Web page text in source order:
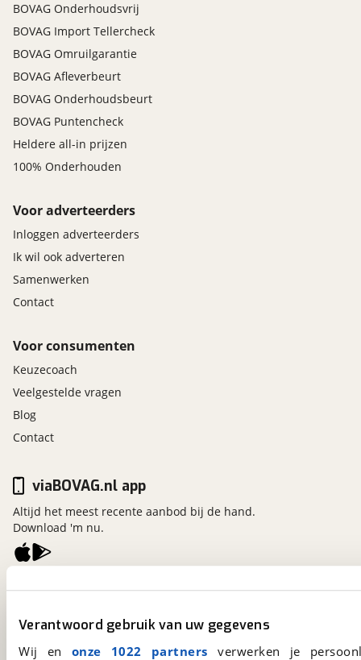
Verantwoord gebruik van uw gegevens
Wij en onze 1022 partners verwerken je
BOVAG Onderhoudsvrij
BOVAG Import Tellercheck
BOVAG Omruilgarantie
BOVAG Afleverbeurt
BOVAG Onderhoudsbeurt
BOVAG Puntencheck
Heldere all-in prijzen
100% Onderhouden
Voor adverteerders
Inloggen adverteerders
Ik wil ook adverteren
Samenwerken
Contact
Voor consumenten
Keuzecoach
Veelgestelde vragen
Blog
Contact
viaBOVAG.nl
3981 AJ Bunnik
Een initiatief van
viaBOVAG.nl app
Altijd het meest recente aanbod bij de hand.
Download 'm nu.